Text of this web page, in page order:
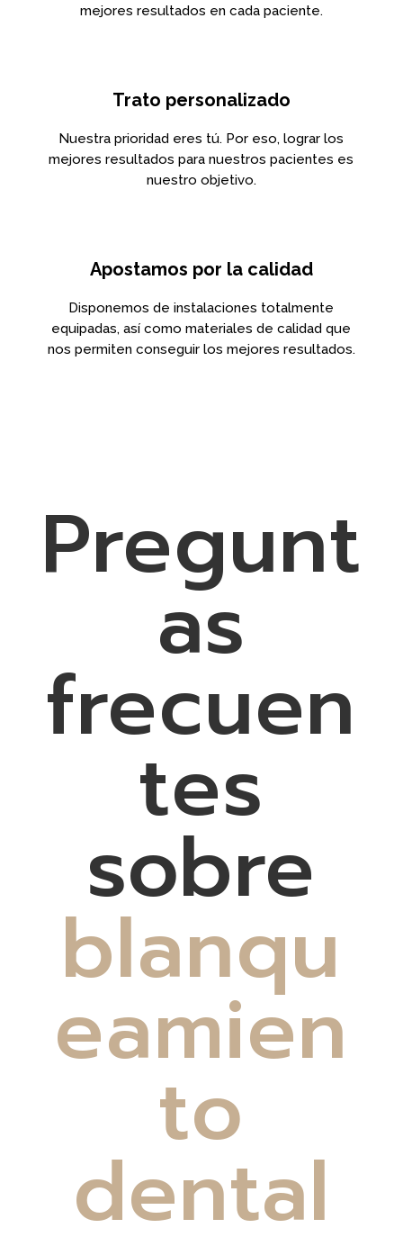
mejores resultados en cada paciente.
Trato personalizado
Nuestra prioridad eres tú. Por eso, lograr los
mejores resultados para nuestros pacientes es
nuestro objetivo.
Apostamos por la calidad
Disponemos de instalaciones totalmente
equipadas, así como materiales de calidad que
nos permiten conseguir los mejores resultados.
Pregunt
as
frecuen
tes
sobre
blanqu
eamien
to
dental